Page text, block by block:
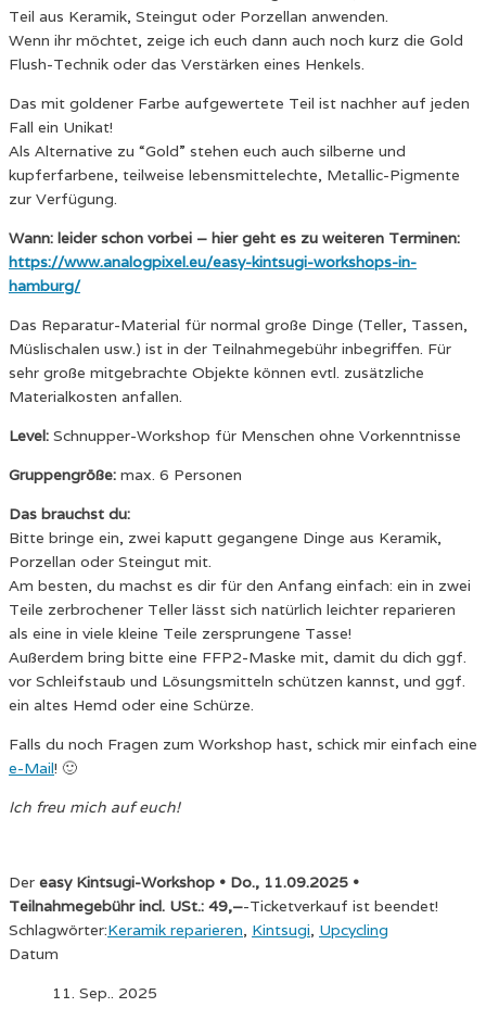
Teil aus Keramik, Steingut oder Porzellan anwenden.
Wenn ihr möchtet, zeige ich euch dann auch noch kurz die Gold
Flush-Technik oder das Verstärken eines Henkels.
Das mit goldener Farbe aufgewertete Teil ist nachher auf jeden
Fall ein Unikat!
Als Alternative zu “Gold” stehen euch auch silberne und
kupferfarbene, teilweise lebensmittelechte, Metallic-Pigmente
zur Verfügung.
Wann: leider schon vorbei – hier geht es zu weiteren Terminen:
https://www.analogpixel.eu/easy-kintsugi-workshops-in-
hamburg/
Das Reparatur-Material für normal große Dinge (Teller, Tassen,
Müslischalen usw.) ist in der Teilnahmegebühr inbegriffen. Für
sehr große mitgebrachte Objekte können evtl. zusätzliche
Materialkosten anfallen.
Level: Schnupper-Workshop für Menschen ohne Vorkenntnisse
Gruppengröße: max. 6 Personen
Das brauchst du:
Bitte bringe ein, zwei kaputt gegangene Dinge aus Keramik,
Porzellan oder Steingut mit.
Am besten, du machst es dir für den Anfang einfach: ein in zwei
Teile zerbrochener Teller lässt sich natürlich leichter reparieren
als eine in viele kleine Teile zersprungene Tasse!
Außerdem bring bitte eine FFP2-Maske mit, damit du dich ggf.
vor Schleifstaub und Lösungsmitteln schützen kannst, und ggf.
ein altes Hemd oder eine Schürze.
Falls du noch Fragen zum Workshop hast, schick mir einfach eine
e-Mail! 🙂
Ich freu mich auf euch!
Der easy Kintsugi-Workshop • Do., 11.09.2025 •
Teilnahmegebühr incl. USt.: 49,–-Ticketverkauf ist beendet!
Schlagwörter:Keramik reparieren, Kintsugi, Upcycling
Datum
11. Sep.. 2025